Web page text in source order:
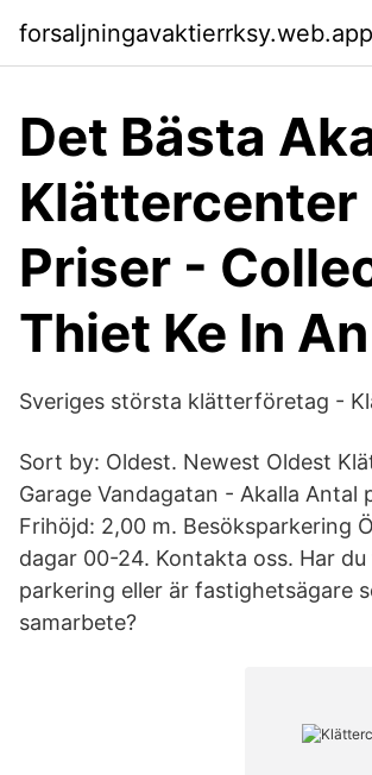
forsaljningavaktierrksy.web.app
Det Bästa
Klättercenter
Priser -
Thiet Ke In An
Sveriges största klätterföretag -
Sort by: Oldest. Newest Oldest
Garage Vandagatan - Akalla Antal
Frihöjd: 2,00 m. Besöksparkering
dagar 00-24. Kontakta oss. Har
parkering eller är fastighetsägare
samarbete?